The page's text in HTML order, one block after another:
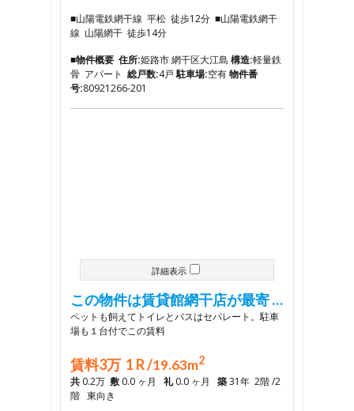
■山陽電鉄網干線 平松 徒歩12分 ■山陽電鉄網干
線 山陽網干 徒歩14分
■物件概要 住所:姫路市 網干区大江島 構造:軽量鉄
骨 アパート 総戸数:4戸駐車場:空有物件番
号:80921266-201
詳細表示
この物件は賃貸館網干店が最寄 …
ペットも飼えてトイレとバスはセパレート。駐車
場も１台付でこの賃料
賃料3万 1 R /19.63m2
共 0.2万 敷 0.0 ヶ月 礼0.0 ヶ月 築31年 2階 /2
階 東向き